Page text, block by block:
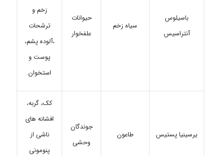
باسیلوس
آنتراسیس
سیاه زخم
حیوانات
علفخوار
زخم و
ترشحات
،آلوده پشم،
پوست و
استخوان
یرسینیا پستیس طاعون
جوندگان
وحشی
کک، گربه،
افشانه های
ناشی از
پنومونی